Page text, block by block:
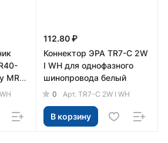
MR16
112.80 ₽
Коннектор ЭРА TR7-C 2W
I WH для однофазного
шинопровода белый
0 Арт. TR7-C 2W I WH
В корзину